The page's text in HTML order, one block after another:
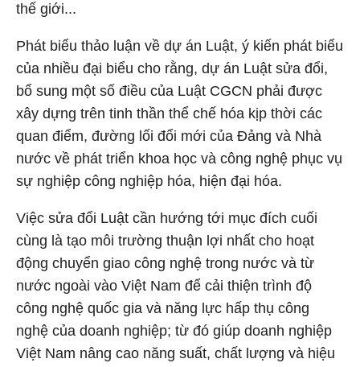
thế giới...
Phát biểu thảo luận về dự án Luật, ý kiến phát biểu
của nhiều đại biểu cho rằng, dự án Luật sửa đổi,
bổ sung một số điều của Luật CGCN phải được
xây dựng trên tinh thần thể chế hóa kịp thời các
quan điểm, đường lối đổi mới của Đảng và Nhà
nước về phát triển khoa học và công nghệ phục vụ
sự nghiệp công nghiệp hóa, hiện đại hóa.
Việc sửa đổi Luật cần hướng tới mục đích cuối
cùng là tạo môi trường thuận lợi nhất cho hoạt
động chuyển giao công nghệ trong nước và từ
nước ngoài vào Việt Nam để cải thiện trình độ
công nghệ quốc gia và năng lực hấp thụ công
nghệ của doanh nghiệp; từ đó giúp doanh nghiệp
Việt Nam nâng cao năng suất, chất lượng và hiệu